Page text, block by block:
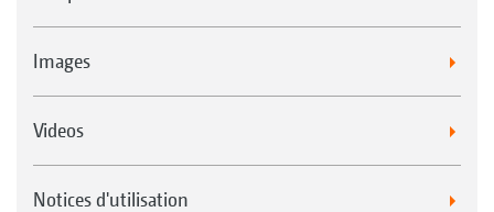
Images
Videos
Notices d'utilisation